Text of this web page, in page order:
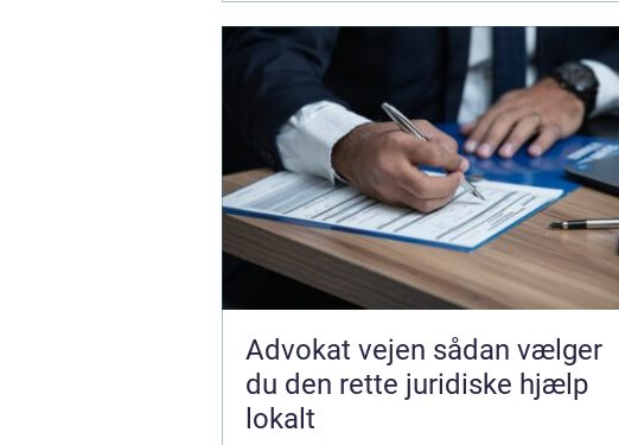
Advokat vejen sådan vælger
du den rette juridiske hjælp
lokalt